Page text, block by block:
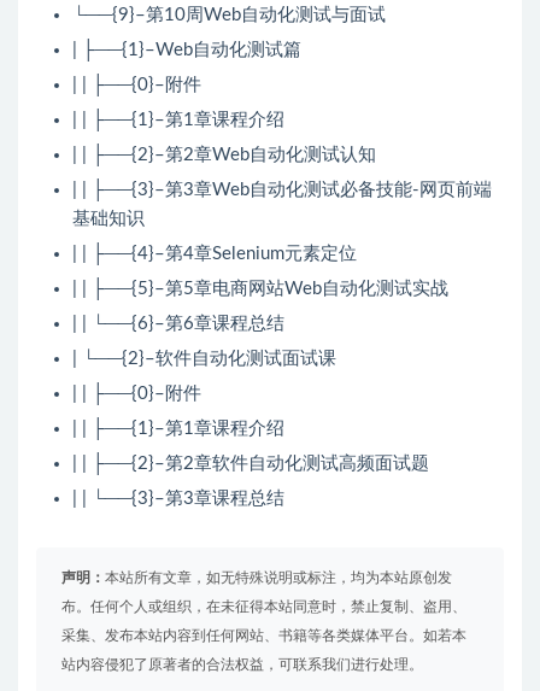
└──{9}–第10周Web自动化测试与面试
| ├──{1}–Web自动化测试篇
| | ├──{0}–附件
| | ├──{1}–第1章课程介绍
| | ├──{2}–第2章Web自动化测试认知
| | ├──{3}–第3章Web自动化测试必备技能-网页前端
基础知识
| | ├──{4}–第4章Selenium元素定位
| | ├──{5}–第5章电商网站Web自动化测试实战
| | └──{6}–第6章课程总结
| └──{2}–软件自动化测试面试课
| | ├──{0}–附件
| | ├──{1}–第1章课程介绍
| | ├──{2}–第2章软件自动化测试高频面试题
| | └──{3}–第3章课程总结
声明： 本站所有文章，如无特殊说明或标注，均为本站原创发
布。任何个人或组织，在未征得本站同意时，禁止复制、盗用、
采集、发布本站内容到任何网站、书籍等各类媒体平台。如若本
站内容侵犯了原著者的合法权益，可联系我们进行处理。